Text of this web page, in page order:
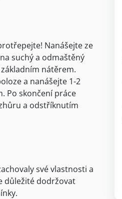
Nanášejte ze
suchý a odmaštěný
nátěrem.
a nanášejte 1-2
Po skončení práce
a odstříknutím
své vlastnosti a
důležité dodržovat